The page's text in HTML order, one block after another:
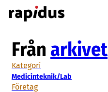
Hoppa
till
Från arkivet
Kategori
Medicinteknik/Lab
Företag